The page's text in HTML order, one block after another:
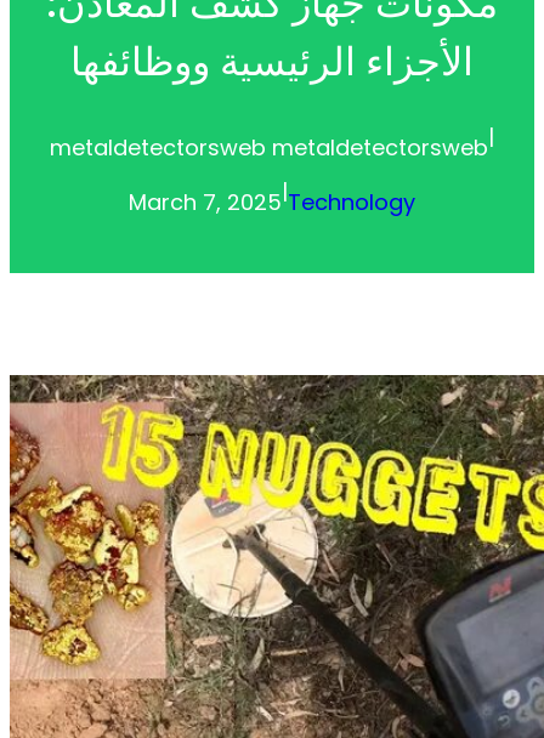
الأجزاء الرئيسية ووظائفها
metaldetectorsweb metaldetectorsweb|
March 7, 2025|Technology